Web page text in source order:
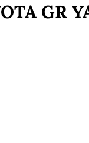
GR